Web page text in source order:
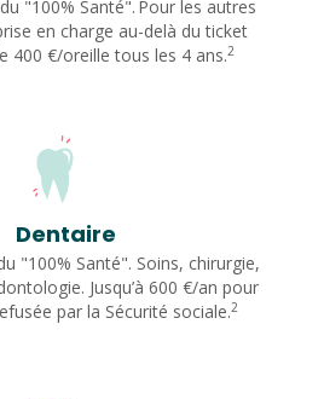
"100% Santé". Pour les autres
en charge au-delà du ticket
400 €/oreille tous les 4 ans.2
Dentaire
"100% Santé". Soins, chirurgie,
Jusqu’à 600 €/an pour
par la Sécurité sociale.2